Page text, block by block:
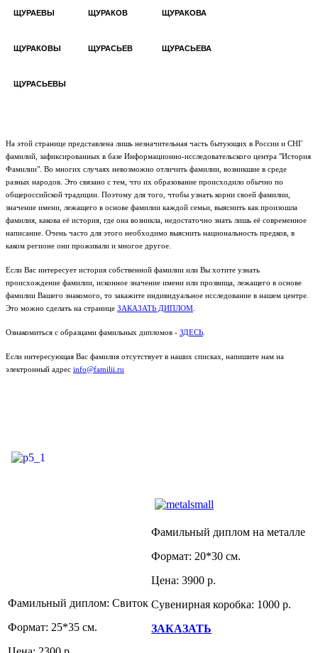
ЩУРАЕВЫ ЩУРАКОВ ЩУРАКОВА
ЩУРАКОВЫ ЩУРАСЬЕВ ЩУРАСЬЕВА
ЩУРАСЬЕВЫ
На этой странице представлена лишь незначительная часть бытующих в России и СНГ
фамилий, зафиксированных в базе Информационно-исследовательского центра "История
Фамилии". Во многих случаях невозможно отличить фамилии, возникшие в среде
разных народов. Это связано с тем, что их образование происходило обычно по
общероссийской традиции. Поэтому для того, чтобы узнать корни своей фамилии,
значение имени, лежащего в основе фамилии каждой семьи, выяснить как произошла
фамилия, какова её история, где она возникла, недостаточно знать лишь её современное
написание. Очень часто для этого необходимо выяснить национальность предков, в
каком регионе они проживали и многое другое.
Если Вас интересует история собственной фамилии или Вы хотите узнать
происхождение фамилии, исконное значение имени или прозвища, лежащего в основе
фамилии Вашего знакомого, то закажите индивидуальное исследование в нашем центре.
Это можно сделать на странице ЗАКАЗАТЬ ДИПЛОМ
Ознакомиться с образцами фамильных дипломов - ЗДЕСЬ
Если интересующая Вас фамилия отсутствует в наших списках, напишите нам на
электронный адрес info@familii.ru
Фамильный диплом: Свиток
Формат: 25*35 см.
Фамильный диплом на металле
Формат: 20*30 см.
Цена: 3900 р.
Сувенирная коробка: 1000 р.
ЗАКАЗАТЬ